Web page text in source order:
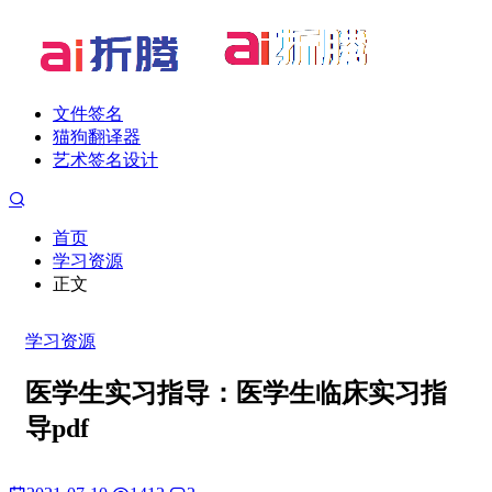
文件签名
猫狗翻译器
艺术签名设计
首页
学习资源
正文
学习资源
医学生实习指导：医学生临床实习指
导pdf